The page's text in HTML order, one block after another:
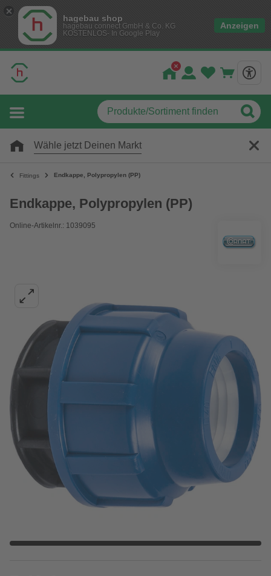
hagebau shop
hagebau connect GmbH & Co. KG
KOSTENLOS- In Google Play
Anzeigen
Wähle jetzt Deinen Markt
Fittings Endkappe, Polypropylen (PP)
Endkappe, Polypropylen (PP)
Online-Artikelnr.: 1039095